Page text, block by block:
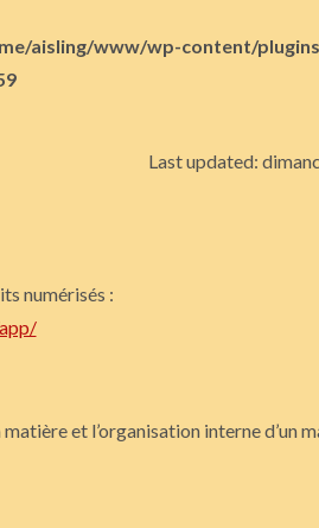
aisling/www/wp-content/
Last updated:
numérisés :
et l’organisation interne d’un